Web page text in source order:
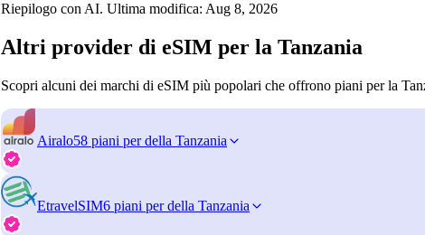
Riepilogo con AI. Ultima modifica: Aug 8, 2026
Altri provider di eSIM per la Tanzania
Scopri alcuni dei marchi di eSIM più popolari che offrono piani per la
Airalo58 piani per della Tanzania
EtravelSIM6 piani per della Tanzania